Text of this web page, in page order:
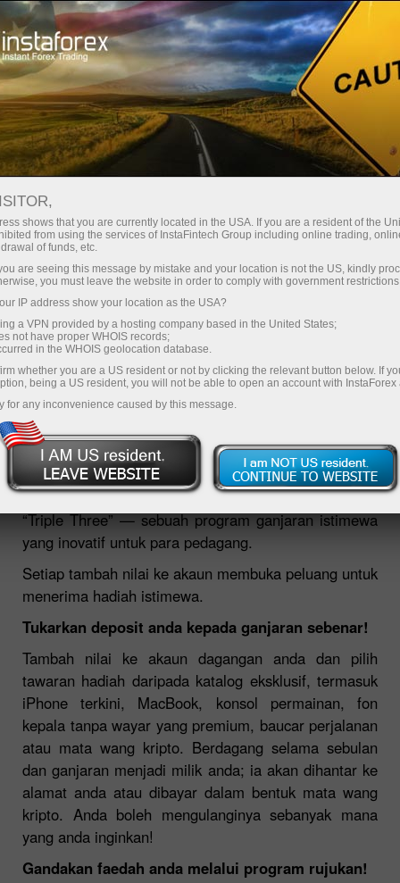
Mengenai InstaForex Berita Syarikat
INSTAFOREX: HADIAH
ISTIMEWA UNTUK DEPOSIT
27.02.2026 04:34 PM
InstaForex dengan sukacitanya memperkenalkan
“Triple Three” — sebuah program ganjaran istimewa
yang inovatif untuk para pedagang.
Setiap tambah nilai ke akaun membuka peluang untuk
menerima hadiah istimewa.
Tukarkan deposit anda kepada ganjaran sebenar!
Tambah nilai ke akaun dagangan anda dan pilih
tawaran hadiah daripada katalog eksklusif, termasuk
iPhone terkini, MacBook, konsol permainan, fon
kepala tanpa wayar yang premium, baucar perjalanan
atau mata wang kripto. Berdagang selama sebulan
dan ganjaran menjadi milik anda; ia akan dihantar ke
alamat anda atau dibayar dalam bentuk mata wang
kripto. Anda boleh mengulanginya sebanyak mana
yang anda inginkan!
Gandakan faedah anda melalui program rujukan!
shows that you are currently located in the USA. If you are a resident of the
from using the services of InstaFintech Group including online trading,
of funds, etc.
are seeing this message by mistake and your location is not the US, kindly
you must leave the website in order to comply with government
IP address show your location as the USA?
a VPN provided by a hosting company based in the United States;
not have proper WHOIS records;
in the WHOIS geolocation database.
whether you are a US resident or not by clicking the relevant button below. If
being a US resident, you will not be able to open an account with InstaForex
for any inconvenience caused by this message.